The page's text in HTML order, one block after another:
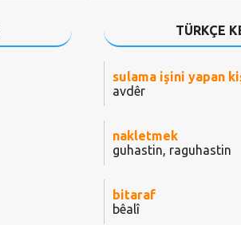
TÜRKÇE
sulama işini yapan
avdêr
nakletmek
guhastin, raguhastin
bitaraf
bêalî